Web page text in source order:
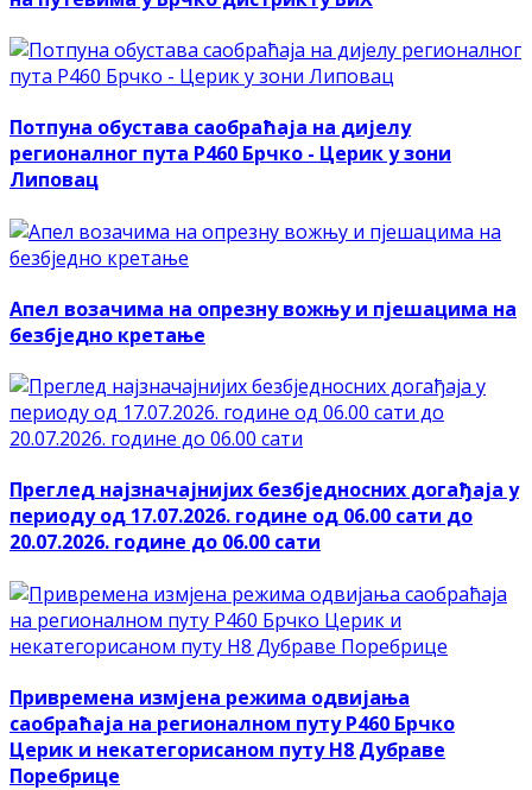
Потпуна обустава саобраћаја на дијелу
регионалног пута Р460 Брчко - Церик у зони
Липовац
Апел возачима на опрезну вожњу и пјешацима на
безбједно кретање
Преглед најзначајнијих безбједносних догађаја у
периоду од 17.07.2026. године од 06.00 сати до
20.07.2026. године до 06.00 сати
Привремена измјена режима одвијања
саобраћаја на регионалном путу Р460 Брчко
Церик и некатегорисаном путу Н8 Дубраве
Поребрице